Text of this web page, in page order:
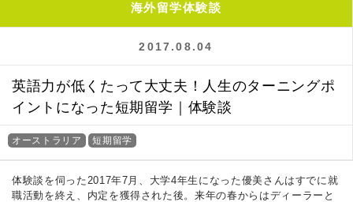
海外留学体験談
2017.08.04
英語力が低くたって大丈夫！人生のターニングポ
イントになった短期留学｜体験談
オーストラリア 短期留学
体験談を伺った2017年7月、大学4年生になった優美さんはすでに就
職活動を終え、内定を獲得された後。来年の春からはディーラーと